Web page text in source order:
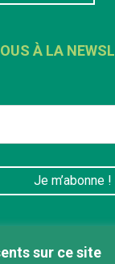
sur ce site
À LA